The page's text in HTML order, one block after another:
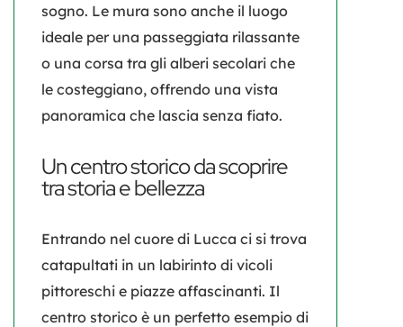
sogno. Le mura sono anche il luogo
ideale per una passeggiata rilassante
o una corsa tra gli alberi secolari che
le costeggiano, offrendo una vista
panoramica che lascia senza fiato.
Un centro storico da scoprire
tra storia e bellezza
Entrando nel cuore di Lucca ci si trova
catapultati in un labirinto di vicoli
pittoreschi e piazze affascinanti. Il
centro storico è un perfetto esempio di